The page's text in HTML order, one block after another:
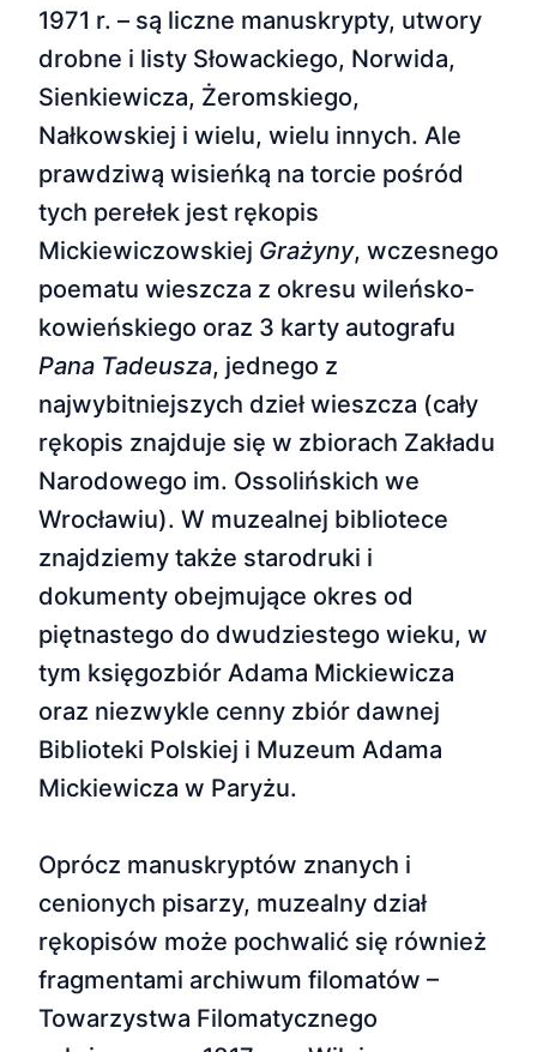
1971 r. – są liczne manuskrypty, utwory
drobne i listy Słowackiego, Norwida,
Sienkiewicza, Żeromskiego,
Nałkowskiej i wielu, wielu innych. Ale
prawdziwą wisieńką na torcie pośród
tych perełek jest rękopis
Mickiewiczowskiej Grażyny, wczesnego
poematu wieszcza z okresu wileńsko-
kowieńskiego oraz 3 karty autografu
Pana Tadeusza, jednego z
najwybitniejszych dzieł wieszcza (cały
rękopis znajduje się w zbiorach Zakładu
Narodowego im. Ossolińskich we
Wrocławiu). W muzealnej bibliotece
znajdziemy także starodruki i
dokumenty obejmujące okres od
piętnastego do dwudziestego wieku, w
tym księgozbiór Adama Mickiewicza
oraz niezwykle cenny zbiór dawnej
Biblioteki Polskiej i Muzeum Adama
Mickiewicza w Paryżu.
Oprócz manuskryptów znanych i
cenionych pisarzy, muzealny dział
rękopisów może pochwalić się również
fragmentami archiwum filomatów –
Towarzystwa Filomatycznego